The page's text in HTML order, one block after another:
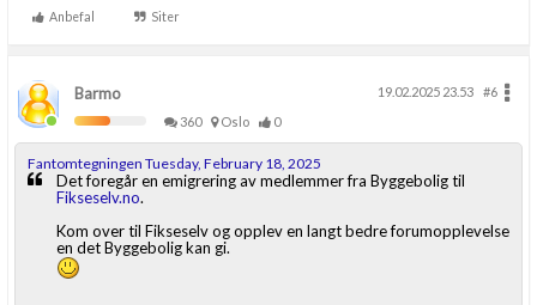
Anbefal Siter
Barmo 19.02.2025 23.53
#6
360
Oslo 0
Fantomtegningen Tuesday, February 18, 2025
Det foregår en emigrering av medlemmer fra Byggebolig til
Fikseselv.no.
Kom over til Fikseselv og opplev en langt bedre forumopplevelse
en det Byggebolig kan gi.